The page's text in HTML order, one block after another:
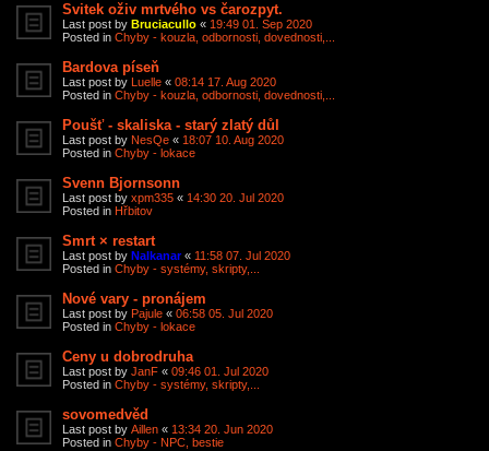
Svitek oživ mrtvého vs čarozpyt.
Last post by Bruciacullo « 19:49 01. Sep 2020
Posted in Chyby - kouzla, odbornosti, dovednosti,...
Bardova píseň
Last post by Luelle « 08:14 17. Aug 2020
Posted in Chyby - kouzla, odbornosti, dovednosti,...
Poušť - skaliska - starý zlatý důl
Last post by NesQe « 18:07 10. Aug 2020
Posted in Chyby - lokace
Svenn Bjornsonn
Last post by xpm335 « 14:30 20. Jul 2020
Posted in Hřbitov
Smrt × restart
Last post by Nalkanar« 11:58 07. Jul 2020
Posted in Chyby - systémy, skripty,...
Nové vary - pronájem
Last post by Pajule « 06:58 05. Jul 2020
Posted in Chyby - lokace
Ceny u dobrodruha
Last post by JanF « 09:46 01. Jul 2020
Posted in Chyby - systémy, skripty,...
sovomedvěd
Last post by Aillen « 13:34 20. Jun 2020
Posted in Chyby - NPC, bestie